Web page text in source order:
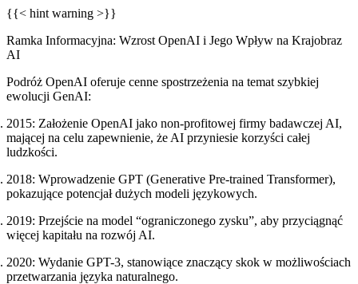
{{< hint warning >}}
Ramka Informacyjna: Wzrost OpenAI i Jego Wpływ na Krajobraz
AI
Podróż OpenAI oferuje cenne spostrzeżenia na temat szybkiej
ewolucji GenAI:
2015: Założenie OpenAI jako non-profitowej firmy badawczej AI,
mającej na celu zapewnienie, że AI przyniesie korzyści całej
ludzkości.
2018: Wprowadzenie GPT (Generative Pre-trained Transformer),
pokazujące potencjał dużych modeli językowych.
2019: Przejście na model “ograniczonego zysku”, aby przyciągnąć
więcej kapitału na rozwój AI.
2020: Wydanie GPT-3, stanowiące znaczący skok w możliwościach
przetwarzania języka naturalnego.